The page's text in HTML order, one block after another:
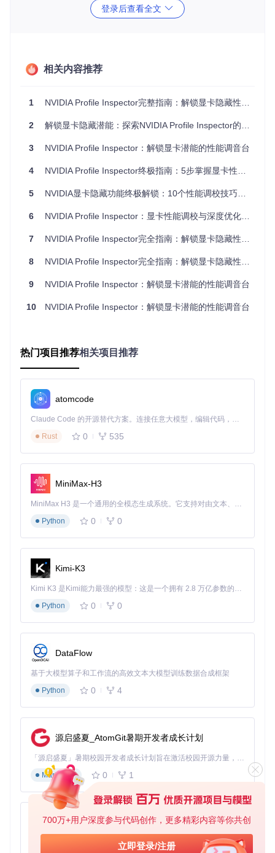
700万+用户深度参与代码创作，更多精彩内容等你共创
立即登录/注册
平均帧率提升15-28%（竞技类游戏提升更为显著）
帧率稳定性提高40%，1%低帧率改善35%
运行3A大作的普通玩家，甚至是从事GPU加速工作的创意专
图1：NVIDIA Profile Inspector主界面，展示"Sync and Refres
个模块包含多个可调节参数项
基础架构：理解显卡调校的"控制面板"
面对密密麻麻的参数选项，很多用户会感到无从下手。作为设
构，才能进行精准有效的调校。
核心参数分类体系
NVIDIA Profile Inspector的参数组织遵循"功能模块化"原则，
主要分为五大核心模块：
：管理显卡与显示器之间的信号同步，
如同设备间的"通信协调员"
于"图像质量调节器"
工程师"
兼容性设置
协调员"
配置文件选择区 ：位于顶部，显示当前选中的游戏或应用程
序配置文件
操作工具栏
等功能
基础操作流程
从"Profiles"下拉菜单选择需要优化的游戏程序
在参数调节区找到目标参数组（如"Sync and Refresh"）
建议通过"Save"按钮保存自定义配置文件
小贴士：初次使用时，建议先通过"Export"功能备份默认配
实战策略：三大核心调校方案
如何将理论知识转化为实际性能提升？我们将通过三个典型场
景，带你掌握专业调校工程师的实战方法。
实施步骤 ：
在"Sync and Refresh"模块设置：
Frame Rate Limiter V3：设为显示器刷新率+3（如144
Hz显示器设为147）
Maximum pre-rendered frames：调整为1
Ultra Low Latency：设为"Force on"
在"Antialiasing"模块设置：
登录后查看全文
相关内容推荐
1 NVIDIA Profile Inspector完整指南：解锁显卡隐藏性能的终极教程
2 解锁显卡隐藏潜能：探索NVIDIA Profile Inspector的7个实用调优技巧
3 NVIDIA Profile Inspector：解锁显卡潜能的性能调音台
4 NVIDIA Profile Inspector终极指南：5步掌握显卡性能优化秘籍
5 NVIDIA显卡隐藏功能终极解锁：10个性能调校技巧完全指南
6 NVIDIA Profile Inspector：显卡性能调校与深度优化终极指南
7 NVIDIA Profile Inspector完全指南：解锁显卡隐藏性能的终极秘籍
8 NVIDIA Profile Inspector完全指南：解锁显卡隐藏性能的终极秘籍
9 NVIDIA Profile Inspector：解锁显卡潜能的性能调音台
10 NVIDIA Profile Inspector：解锁显卡潜能的性能调音台
热门项目推荐相关项目推荐
atomcode
Claude Code 的开源替代方案。连接任意大模型，编辑代码，运行命令，自动验证 — 全自动执行。用 Rust 构建，极致性能。 ｜ An open-source alternative to Claude Code. Connect any LLM, edit code, run commands, and verify changes — autonomously. Built in Rust for speed. Get Started
Rust
0 535
MiniMax-H3
MiniMax H3 是一个通用的全模态生成系统。它支持对由文本、图像、视频和音频组成的多模态上下文进行统一理解，并能生成分辨率高达 2K、时长可达 15 秒的带原生立体声音频的视频。得益于面向任务泛化的系统设计，H3 在预训练阶段就已具备广泛的多模态上下文理解与生成能力，能够出色地执行复杂的多模态指令。
Python
0 0
Kimi-K3
Kimi K3 是Kimi能力最强的模型：这是一个拥有 2.8 万亿参数的混合专家（MoE）模型，具备原生视觉理解能力，并支持 100 万 token 的上下文窗口。
Python
0 0
DataFlow
基于大模型算子和工作流的高效文本大模型训练数据合成框架
Python
0 4
源启盛夏_AtomGit暑期开发者成长计划
「源启盛夏」暑期校园开发者成长计划旨在激活校园开源力量，通过积分激励、认证扶持、资源倾斜等形式，引导高校组织和开发者完成「入驻 — 建项目 — 做贡献 — 获认证 — 得资源」的完整闭环。无论你是想带领社团入驻平台的组织者，还是希望用代码贡献证明自己的开发者，都能在这里找到属于你的成长路径。
Markdown
0 1
py-xiaozhi
基于Python的Xiaozhi AI，适用于想要完整Xiaozhi体验而无需拥有专用硬件的用户。